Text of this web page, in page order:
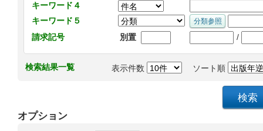
キーワード４
キーワード５
請求記号
別置 /
検索結果一覧 表示件数 ソート順
オプション